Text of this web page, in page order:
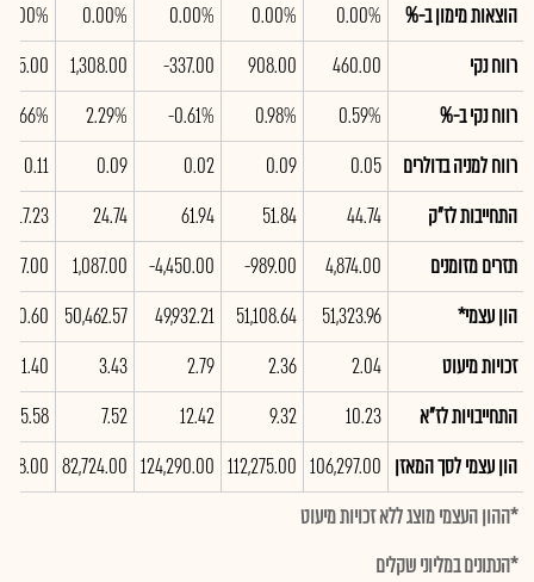
הוצאות מימון ב-%
0.00%
0.00%
0.00%
0.00%
0.00%
רווח נקי
460.00
908.00
-337.00
1,308.00
רווח נקי ב-%
0.59%
0.98%
-0.61%
2.29%
3.66%
רווח למניה בדולרים
0.05
0.09
0.02
0.09
0.11
התחייבות לז"ק
44.74
51.84
61.94
24.74
17.23
תזרים מזומנים
4,874.00
-989.00
-4,450.00
1,087.00
הון עצמי*
51,323.96
51,108.64
49,932.21
50,462.57
זכויות מיעוט
2.04
2.36
2.79
3.43
1.40
התחייבויות לז"א
10.23
9.32
12.42
7.52
5.58
הון עצמי לסך המאזן 106,297.00
112,275.00
124,290.00
82,724.00
*ההון העצמי מוצג ללא זכויות מיעוט
*הנתונים במליוני שקלים